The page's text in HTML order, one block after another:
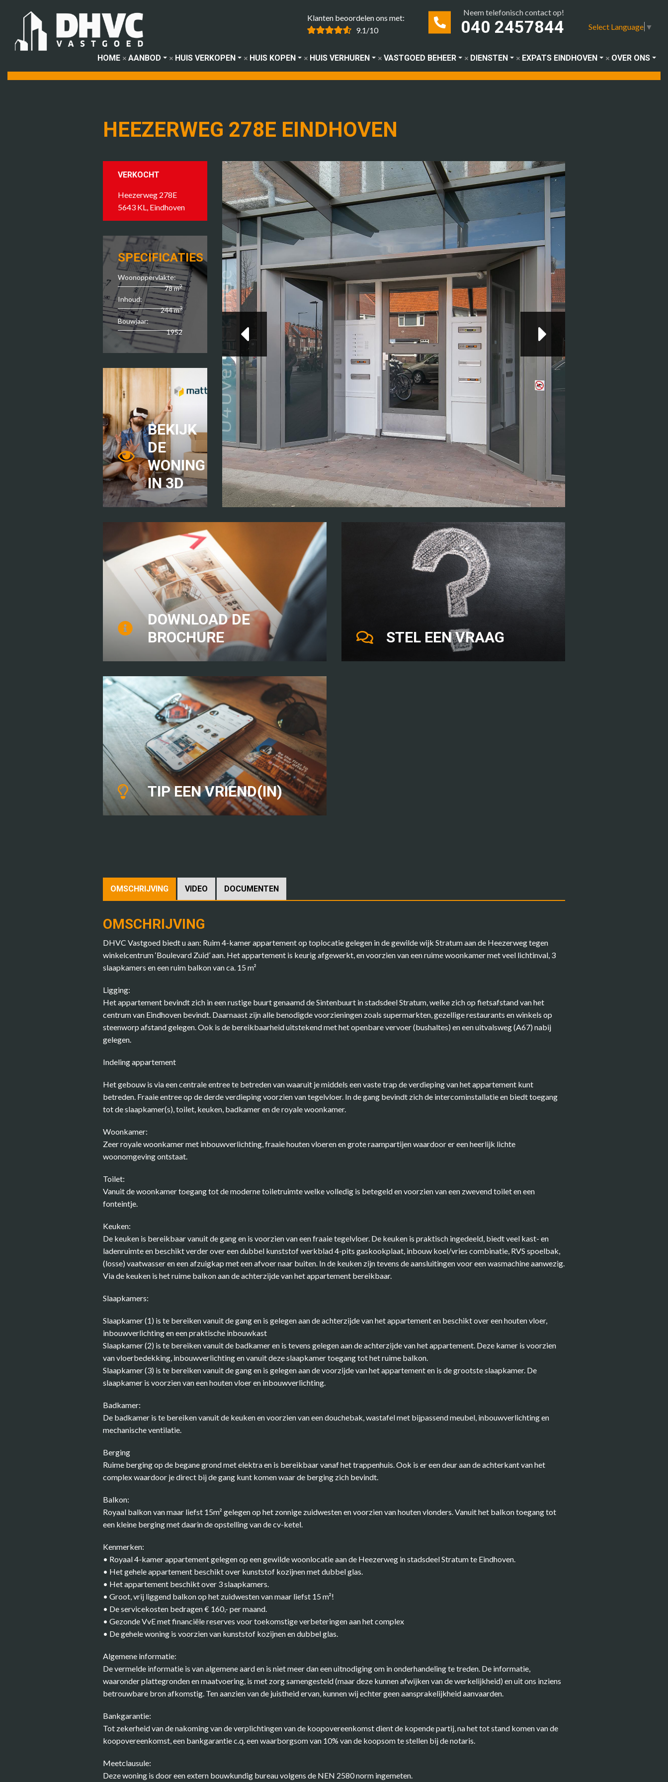
Klanten beoordelen ons met:
9.1/10
Neem telefonisch contact op!
040 2457844 Select Language ▼
HOME AANBOD HUIS VERKOPEN HUIS KOPEN HUIS VERHUREN VASTGOED BEHEER DIENSTEN EXPATS EINDHOVEN OVER ONS
HEEZERWEG 278E EINDHOVEN
VERKOCHT
Heezerweg 278E
5643 KL, Eindhoven
SPECIFICATIES
Woonoppervlakte:
78 m2
Inhoud:
244 m3
Bouwjaar:
1952
BEKIJK
DE
WONING
IN 3D
DOWNLOAD DE
BROCHURE
STEL EEN VRAAG
TIP EEN VRIEND(IN)
OMSCHRIJVING VIDEO DOCUMENTEN
OMSCHRIJVING
DHVC Vastgoed biedt u aan: Ruim 4-kamer appartement op toplocatie gelegen in de gewilde wijk Stratum aan de Heezerweg tegen
winkelcentrum ‘Boulevard Zuid’ aan. Het appartement is keurig afgewerkt, en voorzien van een ruime woonkamer met veel lichtinval, 3
slaapkamers en een ruim balkon van ca. 15 m²
Ligging:
Het appartement bevindt zich in een rustige buurt genaamd de Sintenbuurt in stadsdeel Stratum, welke zich op fietsafstand van het
centrum van Eindhoven bevindt. Daarnaast zijn alle benodigde voorzieningen zoals supermarkten, gezellige restaurants en winkels op
steenworp afstand gelegen. Ook is de bereikbaarheid uitstekend met het openbare vervoer (bushaltes) en een uitvalsweg (A67) nabij
gelegen.
Indeling appartement
Het gebouw is via een centrale entree te betreden van waaruit je middels een vaste trap de verdieping van het appartement kunt
betreden. Fraaie entree op de derde verdieping voorzien van tegelvloer. In de gang bevindt zich de intercominstallatie en biedt toegang
tot de slaapkamer(s), toilet, keuken, badkamer en de royale woonkamer.
Woonkamer:
Zeer royale woonkamer met inbouwverlichting, fraaie houten vloeren en grote raampartijen waardoor er een heerlijk lichte
woonomgeving ontstaat.
Toilet:
Vanuit de woonkamer toegang tot de moderne toiletruimte welke volledig is betegeld en voorzien van een zwevend toilet en een
fonteintje.
Keuken:
De keuken is bereikbaar vanuit de gang en is voorzien van een fraaie tegelvloer. De keuken is praktisch ingedeeld, biedt veel kast- en
ladenruimte en beschikt verder over een dubbel kunststof werkblad 4-pits gaskookplaat, inbouw koel/vries combinatie, RVS spoelbak,
(losse) vaatwasser en een afzuigkap met een afvoer naar buiten. In de keuken zijn tevens de aansluitingen voor een wasmachine aanwezig.
Via de keuken is het ruime balkon aan de achterzijde van het appartement bereikbaar.
Slaapkamers:
Slaapkamer (1) is te bereiken vanuit de gang en is gelegen aan de achterzijde van het appartement en beschikt over een houten vloer,
inbouwverlichting en een praktische inbouwkast
Slaapkamer (2) is te bereiken vanuit de badkamer en is tevens gelegen aan de achterzijde van het appartement. Deze kamer is voorzien
van vloerbedekking, inbouwverlichting en vanuit deze slaapkamer toegang tot het ruime balkon.
Slaapkamer (3) is te bereiken vanuit de gang en is gelegen aan de voorzijde van het appartement en is de grootste slaapkamer. De
slaapkamer is voorzien van een houten vloer en inbouwverlichting.
Badkamer:
De badkamer is te bereiken vanuit de keuken en voorzien van een douchebak, wastafel met bijpassend meubel, inbouwverlichting en
mechanische ventilatie.
Berging
Ruime berging op de begane grond met elektra en is bereikbaar vanaf het trappenhuis. Ook is er een deur aan de achterkant van het
complex waardoor je direct bij de gang kunt komen waar de berging zich bevindt.
Balkon:
Royaal balkon van maar liefst 15m² gelegen op het zonnige zuidwesten en voorzien van houten vlonders. Vanuit het balkon toegang tot
een kleine berging met daarin de opstelling van de cv-ketel.
Kenmerken:
• Royaal 4-kamer appartement gelegen op een gewilde woonlocatie aan de Heezerweg in stadsdeel Stratum te Eindhoven.
• Het gehele appartement beschikt over kunststof kozijnen met dubbel glas.
• Het appartement beschikt over 3 slaapkamers.
• Groot, vrij liggend balkon op het zuidwesten van maar liefst 15 m²!
• De servicekosten bedragen € 160,- per maand.
• Gezonde VvE met financiële reserves voor toekomstige verbeteringen aan het complex
• De gehele woning is voorzien van kunststof kozijnen en dubbel glas.
Algemene informatie:
De vermelde informatie is van algemene aard en is niet meer dan een uitnodiging om in onderhandeling te treden. De informatie,
waaronder plattegronden en maatvoering, is met zorg samengesteld (maar deze kunnen afwijken van de werkelijkheid) en uit ons inziens
betrouwbare bron afkomstig. Ten aanzien van de juistheid ervan, kunnen wij echter geen aansprakelijkheid aanvaarden.
Bankgarantie:
Tot zekerheid van de nakoming van de verplichtingen van de koopovereenkomst dient de kopende partij, na het tot stand komen van de
koopovereenkomst, een bankgarantie c.q. een waarborgsom van 10% van de koopsom te stellen bij de notaris.
Meetclausule:
Deze woning is door een extern bouwkundig bureau volgens de NEN 2580 norm ingemeten.